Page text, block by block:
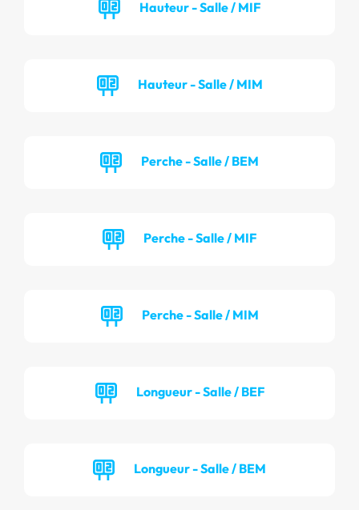
Hauteur - Salle / MIF
Hauteur - Salle / MIM
Perche - Salle / BEM
Perche - Salle / MIF
Perche - Salle / MIM
Longueur - Salle / BEF
Longueur - Salle / BEM